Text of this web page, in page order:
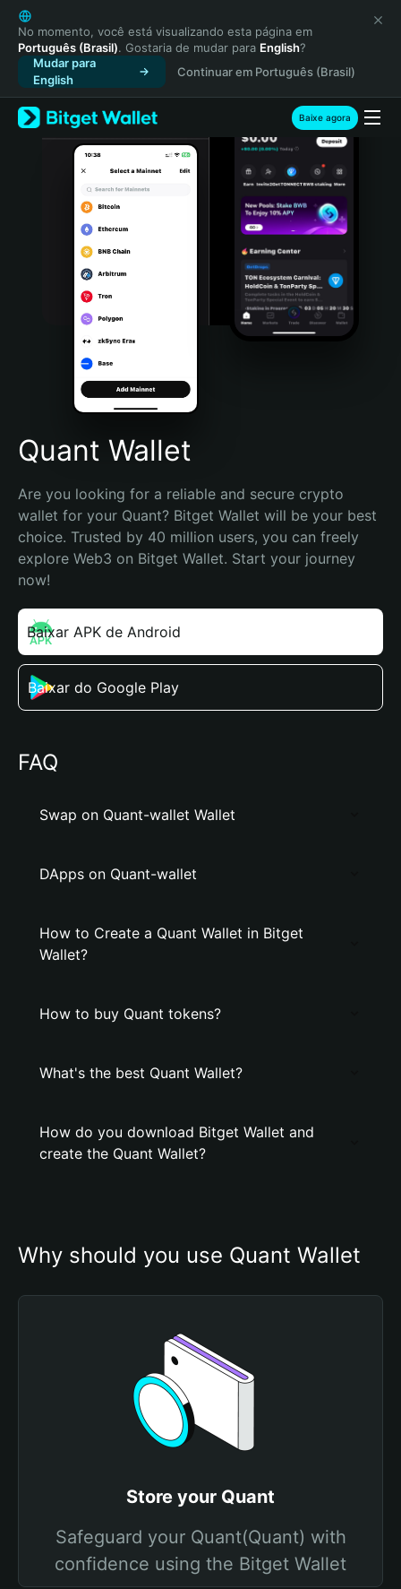
English
日本語
Tiếng Việt
Русский
Español (Latinoamérica)
Türkçe
Italiano
Português (Portugal)
Bahasa Indonesia
Português (Brasil)
Español (Argentina)
No momento, você está visualizando esta página em
Português (Brasil). Gostaria de mudar para English?
Mudar para
English
Continuar em Português (Brasil)
Baixe agora
Quant Wallet
Are you looking for a reliable and secure crypto
wallet for your Quant? Bitget Wallet will be your best
choice. Trusted by 40 million users, you can freely
explore Web3 on Bitget Wallet. Start your journey
now!
Baixar APK de Android
Baixar do Google Play
FAQ
Swap on Quant-wallet Wallet
DApps on Quant-wallet
How to Create a Quant Wallet in Bitget
Wallet?
How to buy Quant tokens?
What's the best Quant Wallet?
How do you download Bitget Wallet and
create the Quant Wallet?
Why should you use Quant Wallet
Store your Quant
Safeguard your Quant(Quant) with
confidence using the Bitget Wallet